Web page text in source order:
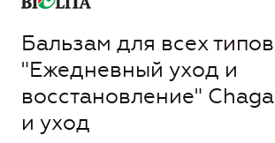
Бальзам для всех
"Ежедневный уход и
восстановление"
и уход